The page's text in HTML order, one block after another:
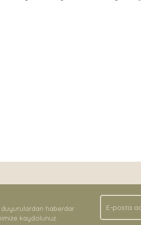
haberdar
kaydolunuz.